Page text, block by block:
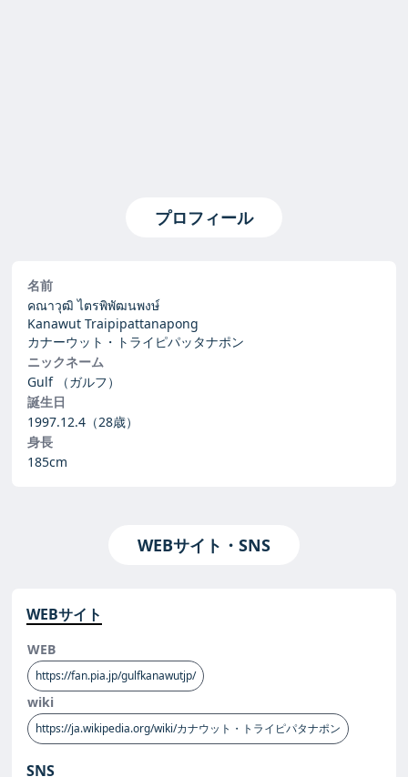
プロフィール
名前
คณาวุฒิ ไตรพิพัฒนพงษ์
Kanawut Traipipattanapong
カナーウット・トライピパッタナポン
ニックネーム
Gulf
（ガルフ）
誕生日
1997.12.4 （28歳）
身長
185cm
WEBサイト・SNS
WEBサイト
WEB
https://fan.pia.jp/gulfkanawutjp/
wiki
https://ja.wikipedia.org/wiki/カナウット・トライピパタナポン
SNS